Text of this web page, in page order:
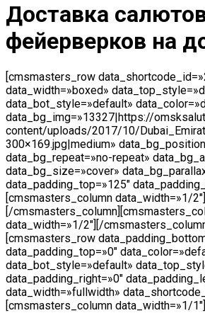
Доставка
фейерверков на
[cmsmasters_row
data_width=»boxed»
data_bot_style=»default»
data_bg_img=»13327|https://
content/uploads/2017/10/
300×169.jpg|medium»
data_bg_repeat=»no-repeat»
data_bg_size=»cover»
data_padding_top=»125″
[cmsmasters_column data_width=»1/2″]
[/
data_width=»1/2″][/
[cmsmasters_row
data_padding_top=»0″
data_bot_style=»default»
data_padding_right=»0″
data_width=»fullwidth»
[cmsmasters_column data_width=»1/1″]